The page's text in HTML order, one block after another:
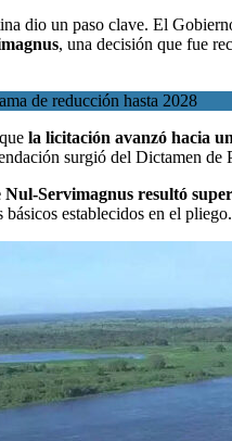
dio un paso clave. El
, una decisión que fue
de reducción hasta 2028
la licitación avanzó hacia
surgió del Dictamen
Nul-Servimagnus resultó
establecidos en el pliego.